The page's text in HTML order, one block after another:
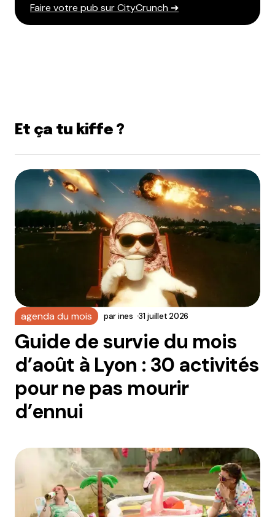
Faire votre pub sur CityCrunch ➔
Et ça tu kiffe ?
agenda du mois parines 31 juillet 2026
Guide de survie du mois
d’août à Lyon : 30 activités
pour ne pas mourir
d’ennui